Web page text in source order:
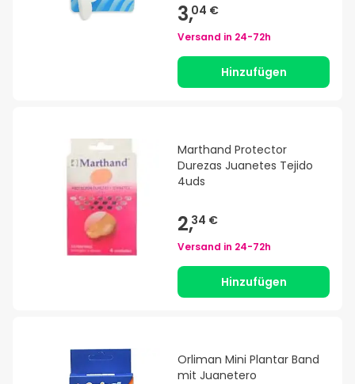
3,04 €
Versand in 24-72h
Hinzufügen
Marthand Protector
Durezas Juanetes Tejido
4uds
2,34 €
Versand in 24-72h
Hinzufügen
Orliman Mini Plantar Band
mit Juanetero